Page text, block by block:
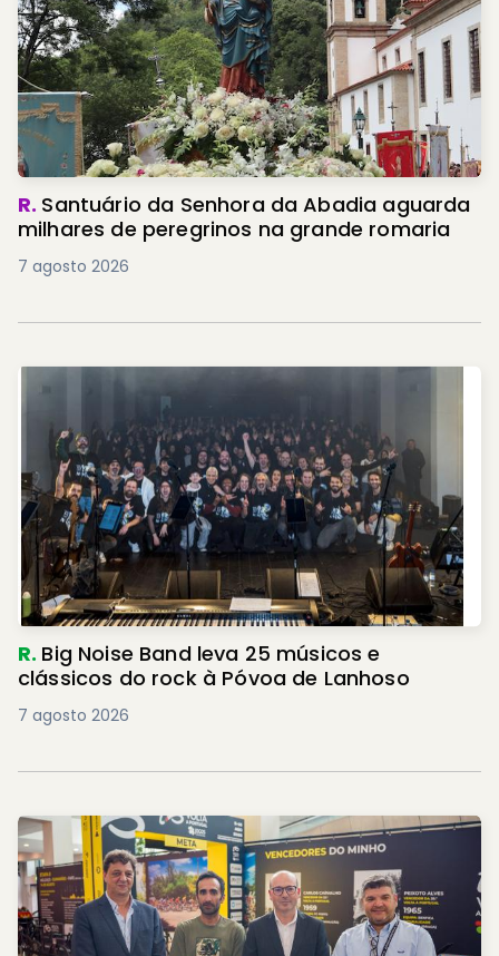
R. Santuário da Senhora da Abadia aguarda
milhares de peregrinos na grande romaria
7 agosto 2026
R. Big Noise Band leva 25 músicos e
clássicos do rock à Póvoa de Lanhoso
7 agosto 2026